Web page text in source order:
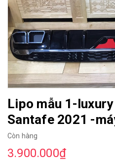
Lipo mẫu 1-
Santafe 2021 -
Còn hàng
3.900.000₫